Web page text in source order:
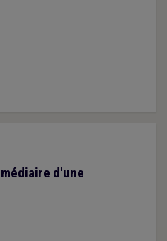
d'une